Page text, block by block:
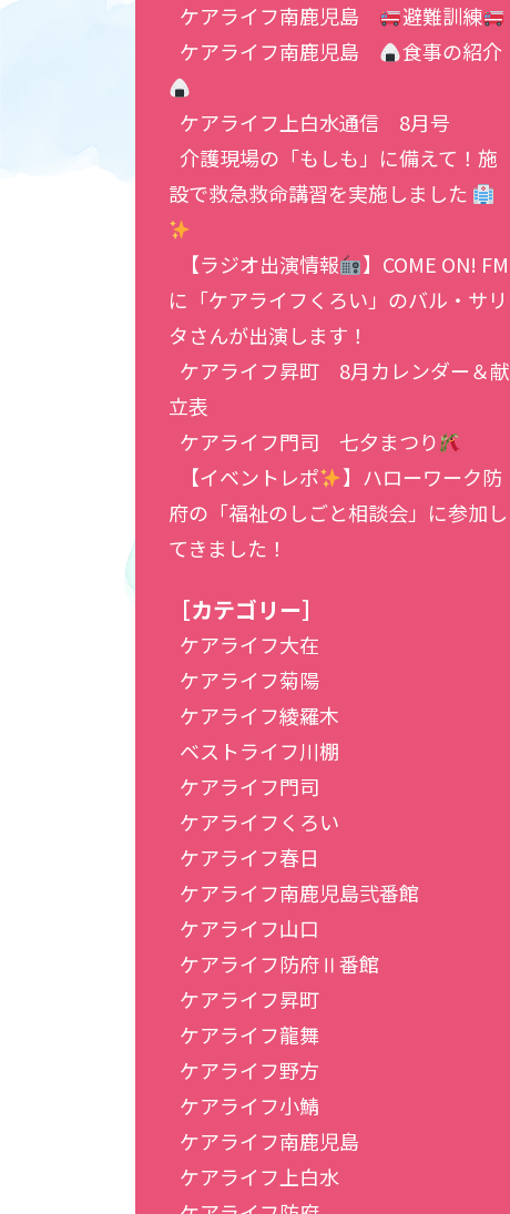
ケアライフ南鹿児島
避難訓練
ケアライフ南鹿児島
食事の紹介
ケアライフ上白水通信 8月号
介護現場の「もしも」に備えて！施
設で救急救命講習を実施しました
【ラジオ出演情報
】COME ON! FM
に「ケアライフくろい」のバル・サリ
タさんが出演します！
ケアライフ昇町 8月カレンダー＆献
立表
ケアライフ門司 七夕まつり
【イベントレポ
】ハローワーク防
府の「福祉のしごと相談会」に参加し
てきました！
［カテゴリー］
ケアライフ大在
ケアライフ菊陽
ケアライフ綾羅木
ベストライフ川棚
ケアライフ門司
ケアライフくろい
ケアライフ春日
ケアライフ南鹿児島弐番館
ケアライフ山口
ケアライフ防府Ⅱ番館
ケアライフ昇町
ケアライフ龍舞
ケアライフ野方
ケアライフ小鯖
ケアライフ南鹿児島
ケアライフ上白水